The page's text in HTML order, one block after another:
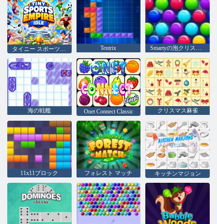
Tentrix Smartyの泡クリスマス版
海の戦艦 Onet Connect Classic クリスマス麻雀
11x11ブロック フォレスト マッチ キッチンマジョン